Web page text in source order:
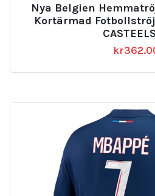
Nya Belgien
Kortärmad
kr